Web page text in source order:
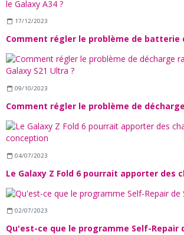
17/12/2023
09/10/2023
04/07/2023
02/07/2023
Qu'est-ce que le programme Self-Repair